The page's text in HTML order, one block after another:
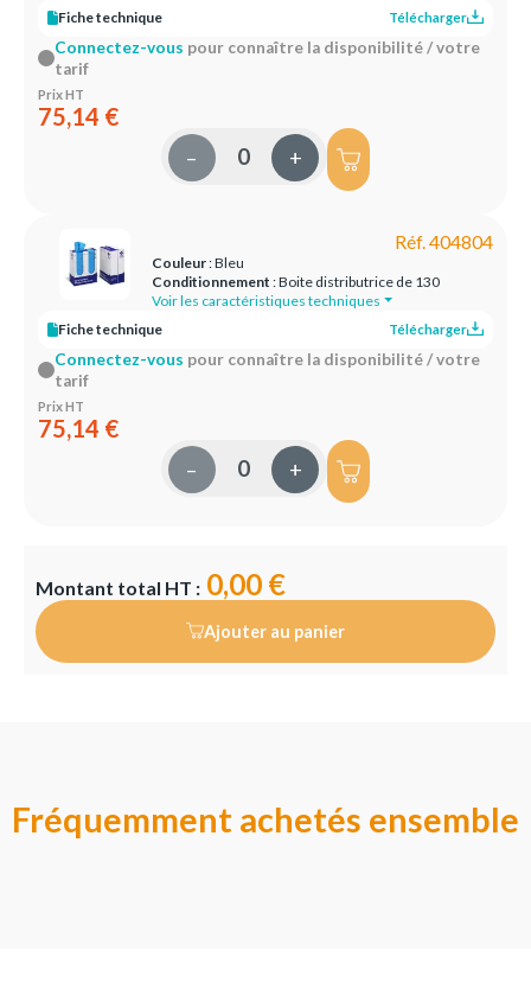
Fiche technique
Télécharger
Connectez-vous pour connaître la disponibilité / votre
tarif
Prix HT
75,14 €
– +
Réf. 404804
Couleur: Bleu
Conditionnement : Boite distributrice de 130
Voir les caractéristiques techniques
Fiche technique
Télécharger
Connectez-vous pour connaître la disponibilité / votre
tarif
Prix HT
75,14 €
– +
Montant total HT : 0,00 €
Ajouter au panier
Fréquemment achetés ensemble